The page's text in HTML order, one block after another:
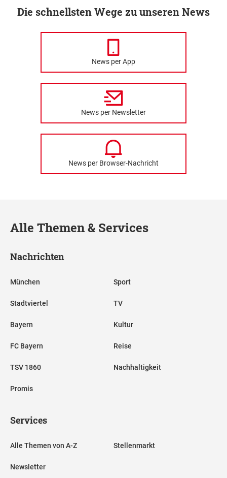
Die schnellsten Wege zu unseren News
News per App
News per Newsletter
News per Browser-Nachricht
Alle Themen & Services
Nachrichten
München
Stadtviertel
Bayern
FC Bayern
TSV 1860
Promis
Sport
TV
Kultur
Reise
Nachhaltigkeit
Services
Alle Themen von A-Z
Newsletter
Stellenmarkt